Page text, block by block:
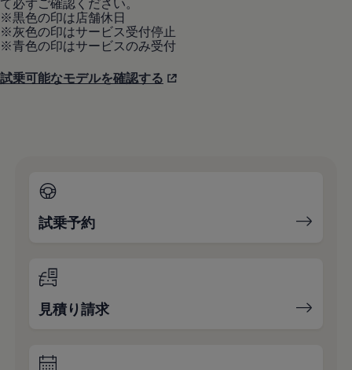
て必ずご確認ください。
※黒色の印は店舗休日
※灰色の印はサービス受付停止
※青色の印はサービスのみ受付
試乗可能なモデルを確認する
試乗予約
見積り請求